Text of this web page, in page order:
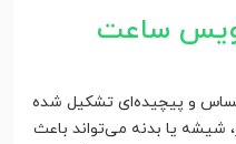
ساعت
و پیچیده‌ای تشکیل شده
یا بدنه می‌تواند باعث